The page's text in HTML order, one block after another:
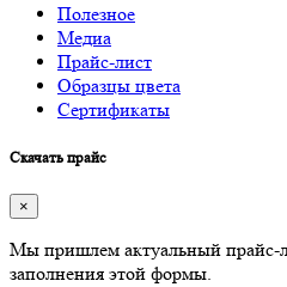
Полезное
Медиа
Прайс-лист
Образцы цвета
Сертификаты
Скачать прайс
×
Мы пришлем актуальный прайс-
заполнения этой формы.